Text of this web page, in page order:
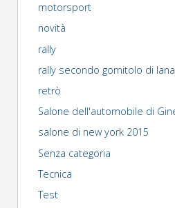
motorsport
novità
rally
rally secondo gomitolo di lana
retrò
Salone dell'automobile di
salone di new york 2015
Senza categoria
Tecnica
Test